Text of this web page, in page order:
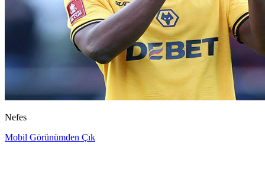
Nefes
Mobil Görünümden Çık